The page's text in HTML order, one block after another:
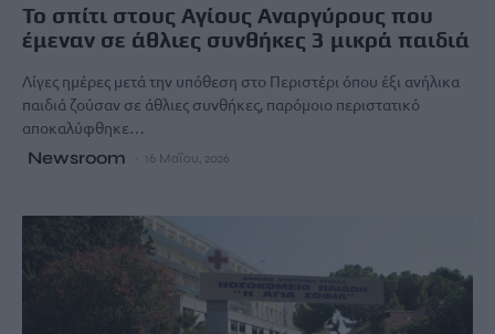
Το σπίτι στους Αγίους Αναργύρους που
έμεναν σε άθλιες συνθήκες 3 μικρά παιδιά
Λίγες ημέρες μετά την υπόθεση στο Περιστέρι όπου έξι ανήλικα
παιδιά ζούσαν σε άθλιες συνθήκες, παρόμοιο περιστατικό
αποκαλύφθηκε…
Newsroom 16 Μαΐου, 2026